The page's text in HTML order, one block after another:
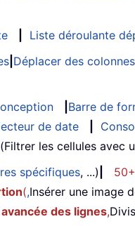
Liste déroulante
Déplacer des colonnes
Barre de
de date
(Filtrer les cellules avec
spécifiques, ...) 50+
(,Insérer une image
avancée des lignes,